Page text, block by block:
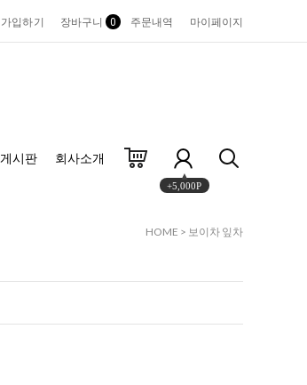
가입하기 장바구니 0 주문내역 마이페이지
게시판 회사소개
+5,000P
HOME > 보이차 잎차